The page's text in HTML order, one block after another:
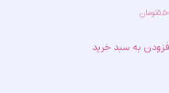
تومان
به سبد خرید